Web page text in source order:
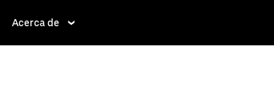
Acerca de